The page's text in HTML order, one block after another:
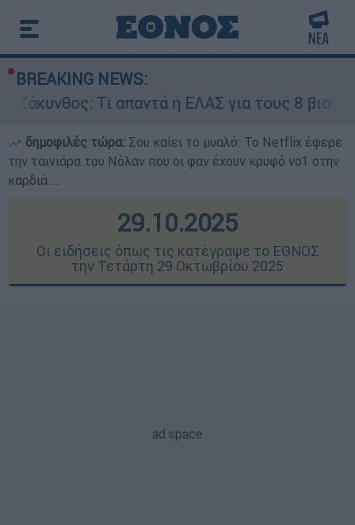
BREAKING NEWS:
η ΕΛΑΣ για τους 8 βιασμούς
δημοφιλές τώρα: Σου καίει το μυαλό: Το Netflix έφερε
την ταινιάρα του Νόλαν που οι φαν έχουν κρυφό νο1 στην
καρδιά...
29.10.2025
Οι ειδήσεις όπως τις κατέγραψε το ΕΘΝΟΣ
την Τετάρτη 29 Οκτωβρίου 2025